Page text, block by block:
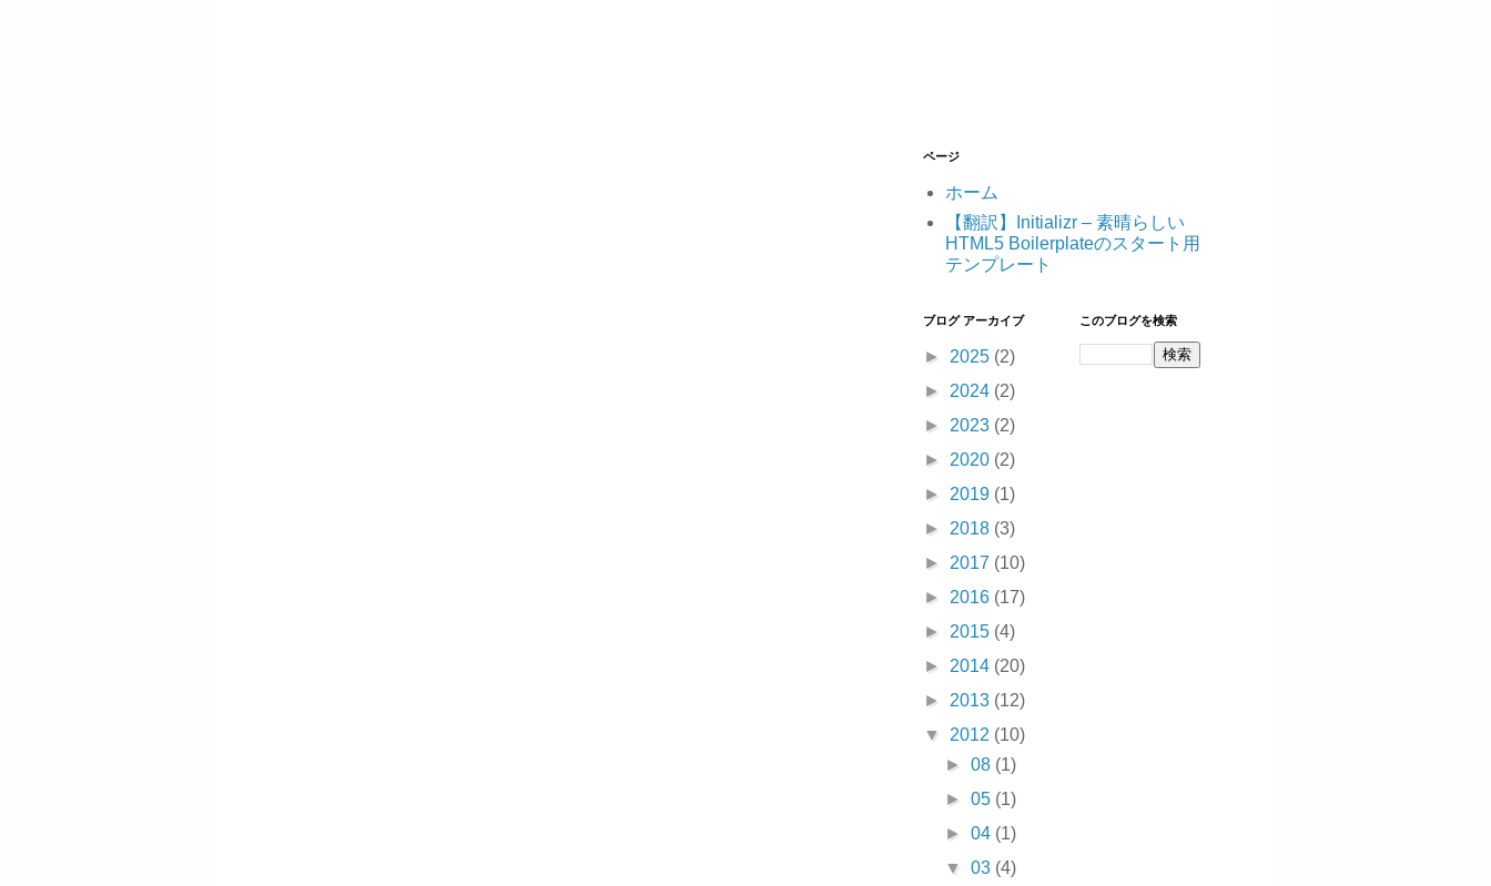
ページ
ホーム
【翻訳】Initializr – 素晴らしい
HTML5 Boilerplateのスタート用
テンプレート
ブログ アーカイブ
► 2025 (2)
► 2024 (2)
► 2023 (2)
► 2020 (2)
► 2019 (1)
► 2018 (3)
► 2017 (10)
► 2016 (17)
► 2015 (4)
► 2014 (20)
► 2013 (12)
▼ 2012 (10)
►08 (1)
►05 (1)
►04 (1)
▼03 (4)
このブログを検索